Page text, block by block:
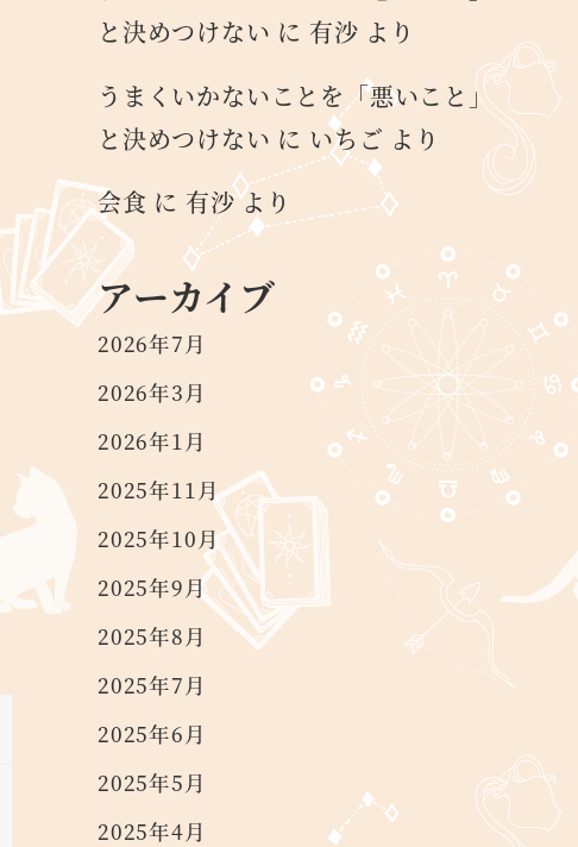
と決めつけない に 有沙 より
うまくいかないことを「悪いこと」
と決めつけない に いちご より
会食 に 有沙より
アーカイブ
2026年7月
2026年3月
2026年1月
2025年11月
2025年10月
2025年9月
2025年8月
2025年7月
2025年6月
2025年5月
2025年4月